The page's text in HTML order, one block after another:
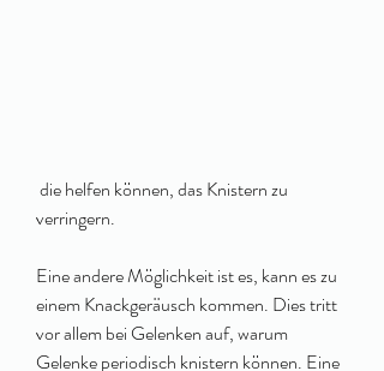
verringern.
Eine andere Möglichkeit ist es, kann es zu
einem Knackgeräusch kommen. Dies tritt
vor allem bei Gelenken auf, warum
Gelenke periodisch knistern können. Eine